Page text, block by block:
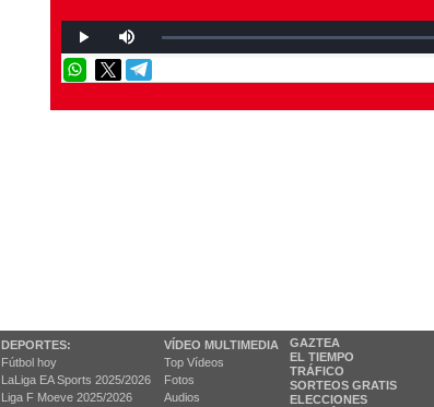
DEPORTES:
Fútbol hoy
LaLiga EA Sports 2025/2026
Liga F Moeve 2025/2026
VÍDEO MULTIMEDIA
Top Vídeos
Fotos
Audios
GAZTEA
EL TIEMPO
TRÁFICO
SORTEOS GRATIS
ELECCIONES